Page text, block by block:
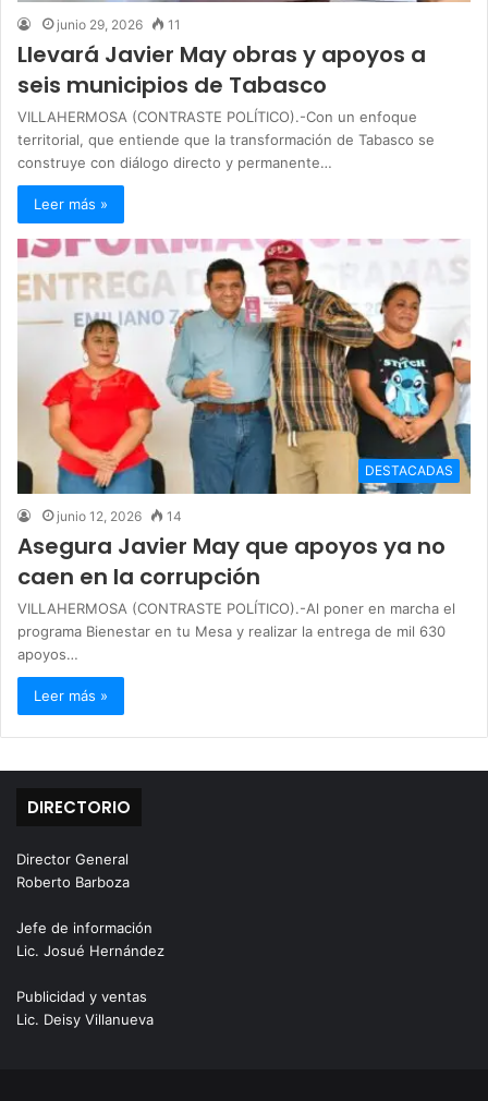
junio 29, 2026 11
Llevará Javier May obras y apoyos a
seis municipios de Tabasco
VILLAHERMOSA (CONTRASTE POLÍTICO).-Con un enfoque
territorial, que entiende que la transformación de Tabasco se
construye con diálogo directo y permanente…
Leer más »
DESTACADAS
junio 12, 2026 14
Asegura Javier May que apoyos ya no
caen en la corrupción
VILLAHERMOSA (CONTRASTE POLÍTICO).-Al poner en marcha el
programa Bienestar en tu Mesa y realizar la entrega de mil 630
apoyos…
Leer más »
DIRECTORIO
Director General
Roberto Barboza
Jefe de información
Lic. Josué Hernández
Publicidad y ventas
Lic. Deisy Villanueva